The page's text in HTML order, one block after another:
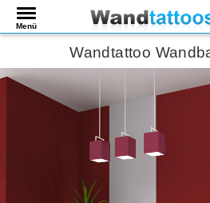
Menü
Wandtattoo